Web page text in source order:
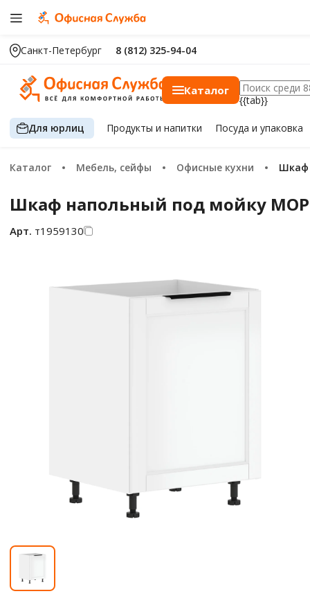
Санкт-Петербург 8 (812) 325-94-04
Каталог
{{tab}}
Для юрлиц Продуктыи напитки Посуда и упаковка
Каталог Мебель, сейфы Офисные кухни
Шкаф напольный под мойку MOP
Арт. т1959130